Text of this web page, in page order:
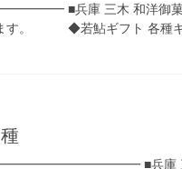
■兵庫 三木 和洋御
ます。 ◆若鮎ギフト 各種
■兵庫 三